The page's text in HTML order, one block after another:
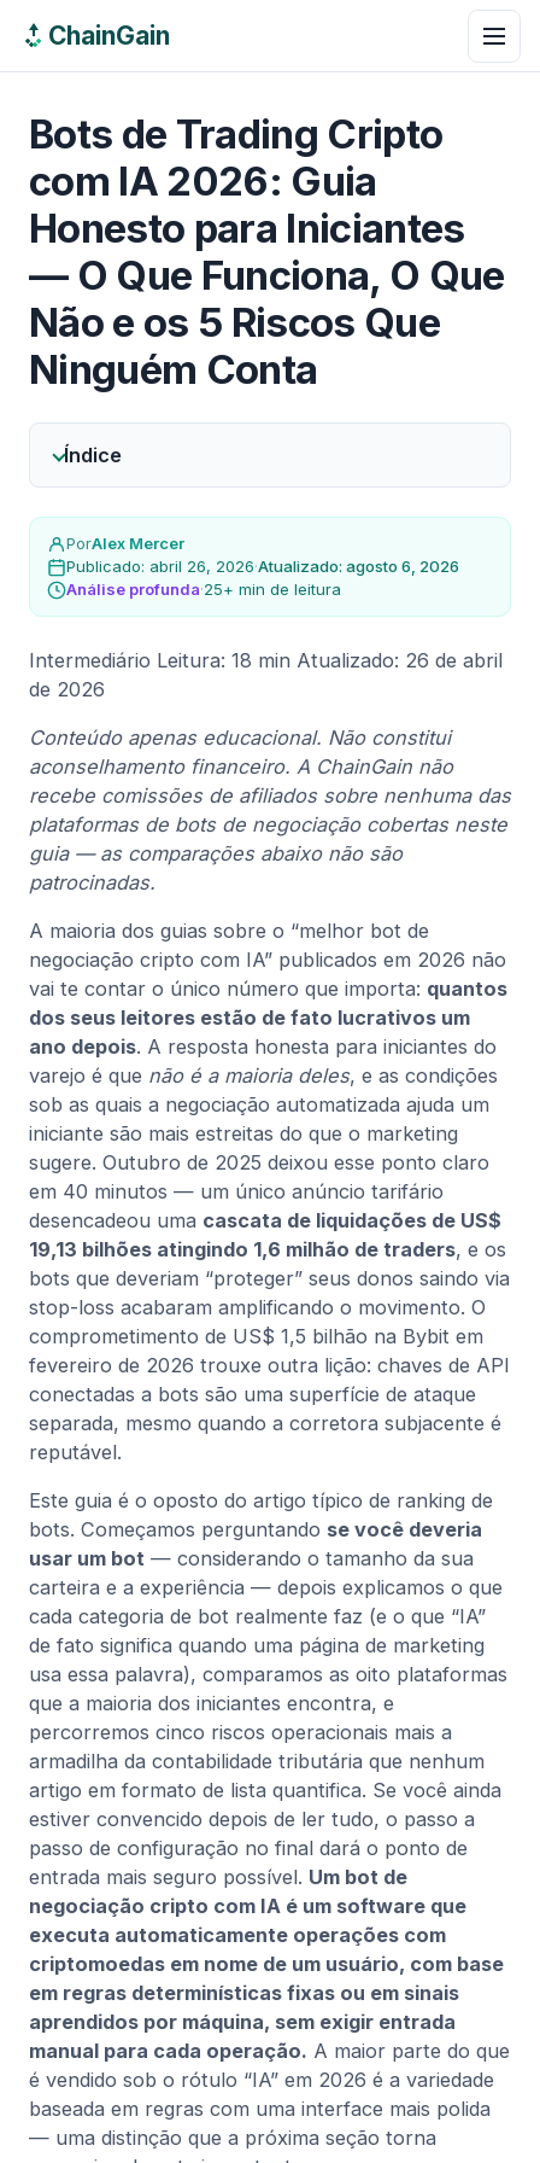
ChainGain
Bots de Trading Cripto
com IA 2026: Guia
Honesto para Iniciantes
— O Que Funciona, O Que
Não e os 5 Riscos Que
Ninguém Conta
Índice
PorAlex Mercer
Publicado: abril 26, 2026·Atualizado: agosto 6, 2026
Análise profunda·25+ min de leitura
Intermediário Leitura: 18 min Atualizado: 26 de abril
de 2026
Conteúdo apenas educacional. Não constitui
aconselhamento financeiro. A ChainGain não
recebe comissões de afiliados sobre nenhuma das
plataformas de bots de negociação cobertas neste
guia — as comparações abaixo não são
patrocinadas.
A maioria dos guias sobre o “melhor bot de
negociação cripto com IA” publicados em 2026 não
vai te contar o único número que importa: quantos
dos seus leitores estão de fato lucrativos um
ano depois. A resposta honesta para iniciantes do
varejo é que não é a maioria deles, e as condições
sob as quais a negociação automatizada ajuda um
iniciante são mais estreitas do que o marketing
sugere. Outubro de 2025 deixou esse ponto claro
em 40 minutos — um único anúncio tarifário
desencadeou uma cascata de liquidações de US$
19,13 bilhões atingindo 1,6 milhão de traders, e os
bots que deveriam “proteger” seus donos saindo via
stop-loss acabaram amplificando o movimento. O
comprometimento de US$ 1,5 bilhão na Bybit em
fevereiro de 2026 trouxe outra lição: chaves de API
conectadas a bots são uma superfície de ataque
separada, mesmo quando a corretora subjacente é
reputável.
Este guia é o oposto do artigo típico de ranking de
bots. Começamos perguntando se você deveria
usar um bot — considerando o tamanho da sua
carteira e a experiência — depois explicamos o que
cada categoria de bot realmente faz (e o que “IA”
de fato significa quando uma página de marketing
usa essa palavra), comparamos as oito plataformas
que a maioria dos iniciantes encontra, e
percorremos cinco riscos operacionais mais a
armadilha da contabilidade tributária que nenhum
artigo em formato de lista quantifica. Se você ainda
estiver convencido depois de ler tudo, o passo a
passo de configuração no final dará o ponto de
entrada mais seguro possível. Um bot de
negociação cripto com IA é um software que
executa automaticamente operações com
criptomoedas em nome de um usuário, com base
em regras determinísticas fixas ou em sinais
aprendidos por máquina, sem exigir entrada
manual para cada operação. A maior parte do que
é vendido sob o rótulo “IA” em 2026 é a variedade
baseada em regras com uma interface mais polida
— uma distinção que a próxima seção torna